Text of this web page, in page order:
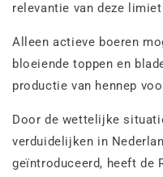
relevantie van deze
Alleen actieve boeren
bloeiende toppen en
productie van hennep
Door de wettelijke
verduidelijken in
geïntroduceerd, heeft de